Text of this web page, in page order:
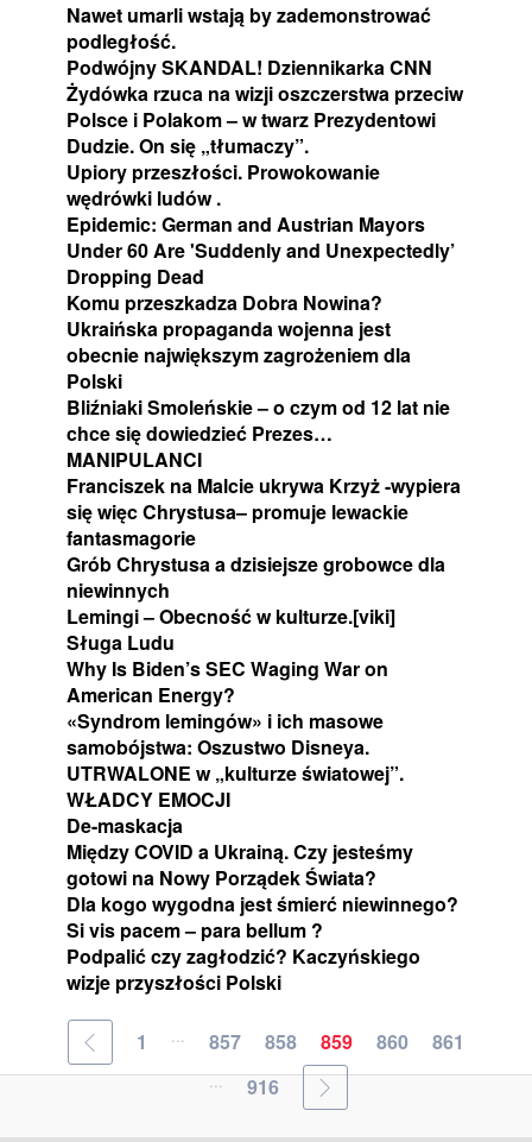
Nawet umarli wstają by zademonstrować
podległość.
Podwójny SKANDAL! Dziennikarka CNN
Żydówka rzuca na wizji oszczerstwa przeciw
Polsce i Polakom – w twarz Prezydentowi
Dudzie. On się „tłumaczy”.
Upiory przeszłości. Prowokowanie
wędrówki ludów .
Epidemic: German and Austrian Mayors
Under 60 Are 'Suddenly and Unexpectedly’
Dropping Dead
Komu przeszkadza Dobra Nowina?
Ukraińska propaganda wojenna jest
obecnie największym zagrożeniem dla
Polski
Bliźniaki Smoleńskie – o czym od 12 lat nie
chce się dowiedzieć Prezes…
MANIPULANCI
Franciszek na Malcie ukrywa Krzyż -wypiera
się więc Chrystusa– promuje lewackie
fantasmagorie
Grób Chrystusa a dzisiejsze grobowce dla
niewinnych
Lemingi – Obecność w kulturze.[viki]
Sługa Ludu
Why Is Biden’s SEC Waging War on
American Energy?
«Syndrom lemingów» i ich masowe
samobójstwa: Oszustwo Disneya.
UTRWALONE w „kulturze światowej”.
WŁADCY EMOCJI
De-maskacja
Między COVID a Ukrainą. Czy jesteśmy
gotowi na Nowy Porządek Świata?
Dla kogo wygodna jest śmierć niewinnego?
Si vis pacem – para bellum ?
Podpalić czy zagłodzić? Kaczyńskiego
wizje przyszłości Polski
1 ... 857 858 859 860 861
... 916